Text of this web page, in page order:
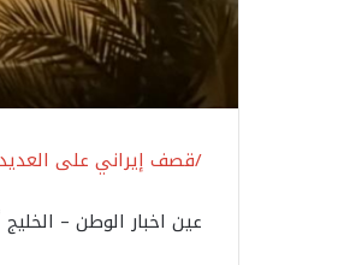
/قصف إيراني على العديد
عين اخبار الوطن – الخليج